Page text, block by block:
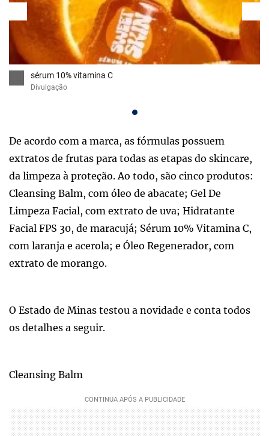
sérum 10% vitamina C
Divulgação
De acordo com a marca, as fórmulas possuem
extratos de frutas para todas as etapas do skincare,
da limpeza à proteção. Ao todo, são cinco produtos:
Cleansing Balm, com óleo de abacate; Gel De
Limpeza Facial, com extrato de uva; Hidratante
Facial FPS 30, de maracujá; Sérum 10% Vitamina C,
com laranja e acerola; e Óleo Regenerador, com
extrato de morango.
O Estado de Minas testou a novidade e conta todos
os detalhes a seguir.
Cleansing Balm